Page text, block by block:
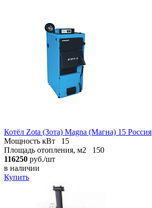
Котёл Zota (Зота) Magna (Магна) 15 Россия
Мощность кВт
15
Площадь отопления, м2
150
116250 руб./шт
в наличии
Купить